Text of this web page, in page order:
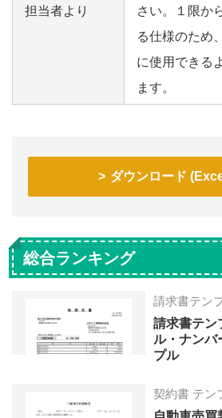
担当者より
さい。１限か
る仕様のため
に使用できる
ます。
ダウンロード
総合ランキング
請求書テン
請求書テン
ル・ナンバ
プル
契約書 テン